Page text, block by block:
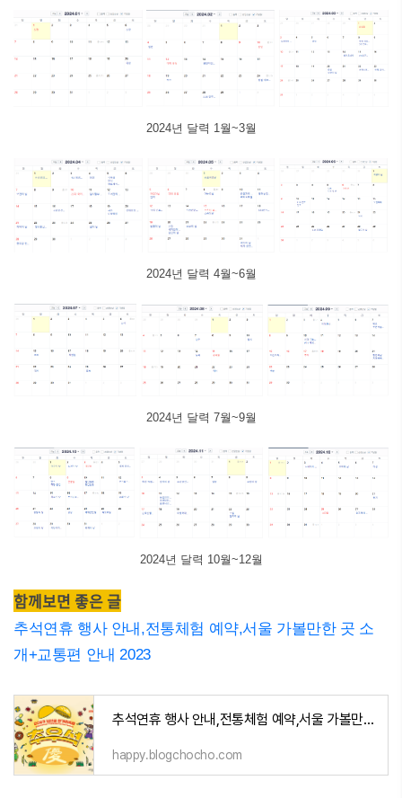
2024년 달력 1월~3월
2024년 달력 4월~6월
2024년 달력 7월~9월
2024년 달력 10월~12월
함께보면 좋은 글
추석연휴 행사 안내,전통체험 예약,서울 가볼만한 곳 소
개+교통편 안내 2023
추석연휴 행사 안내,전통체험 예약,서울 가볼만한 곳 소개+교통편 안내 2023
happy.blogchocho.com